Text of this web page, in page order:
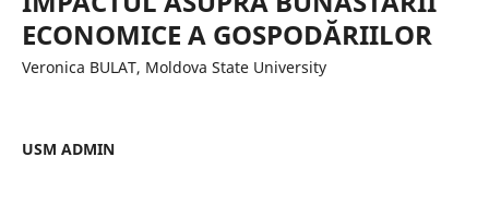
ECONOMICE A GOSPODĂRIILOR
Veronica BULAT, Moldova State University
USM ADMIN